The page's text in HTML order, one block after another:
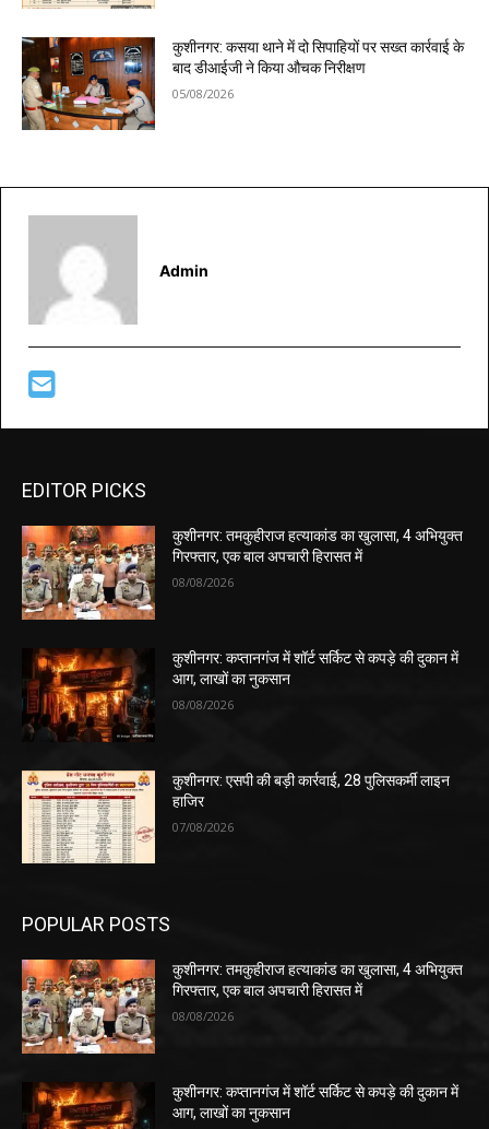
कुशीनगर: कसया थाने में दो सिपाहियों पर सख्त कार्रवाई के
बाद डीआईजी ने किया औचक निरीक्षण
05/08/2026
Admin
EDITOR PICKS
कुशीनगर: तमकुहीराज हत्याकांड का खुलासा, 4 अभियुक्त
गिरफ्तार, एक बाल अपचारी हिरासत में
08/08/2026
कुशीनगर: कप्तानगंज में शॉर्ट सर्किट से कपड़े की दुकान में
आग, लाखों का नुकसान
08/08/2026
कुशीनगर: एसपी की बड़ी कार्रवाई, 28 पुलिसकर्मी लाइन
हाजिर
07/08/2026
POPULAR POSTS
कुशीनगर: तमकुहीराज हत्याकांड का खुलासा, 4 अभियुक्त
गिरफ्तार, एक बाल अपचारी हिरासत में
08/08/2026
कुशीनगर: कप्तानगंज में शॉर्ट सर्किट से कपड़े की दुकान में
आग, लाखों का नुकसान